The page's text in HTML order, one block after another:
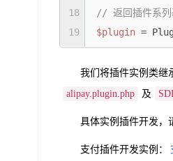
// 返回插件系列
$plugin =
18
19
我们将插件实例类继
alipay.plugin.php
及
具体实例插件开发，
支付插件开发实例：